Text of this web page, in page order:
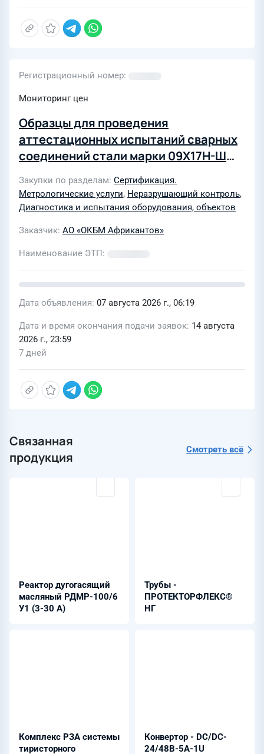
Регистрационный номер
Мониторинг цен
Образцы для проведения
аттестационных испытаний сварных
соединений стали марки 09Х17Н-Ш
между собой и со сталью
аустенитного класса
Закупки по разделам Сертификация.
Метрологические услуги, Неразрушающий контроль,
Диагностика и испытания оборудования, объектов
Заказчик АО «ОКБМ Африкантов»
Наименование ЭТП
Дата объявления 07 августа 2026 г., 06:19
Дата и время окончания подачи заявок 14 августа
2026 г., 23:59
7 дней
Связанная
продукция
Смотреть всё
Реактор дугогасящий
масляный РДМР-100/6
У1 (3-30 А)
Трубы -
ПРОТЕКТОРФЛЕКС®
НГ
Комплекс РЗА системы
тиристорного
Конвертор - DC/DC-
24/48B-5A-1U